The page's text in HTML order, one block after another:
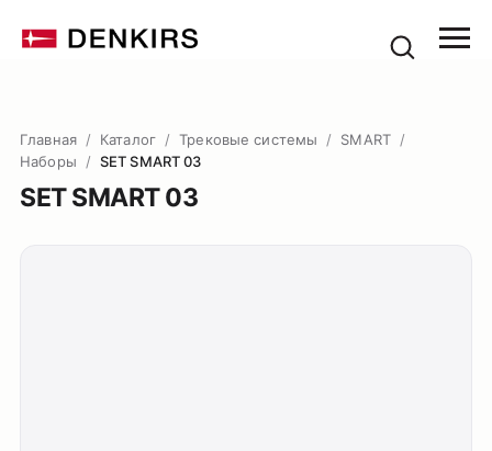
Главная / Каталог / Трековые системы / SMART /
Наборы
/ SET SMART 03
SET SMART 03